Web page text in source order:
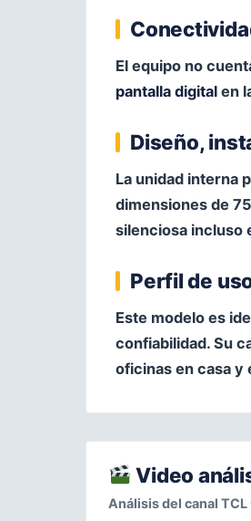
El equipo no
pantalla digital en
Diseño,
La unidad interna
dimensiones de
silenciosa incluso
Perfil de
Este modelo es
confiabilidad. Su
oficinas en casa
Video
Análisis del canal TCL